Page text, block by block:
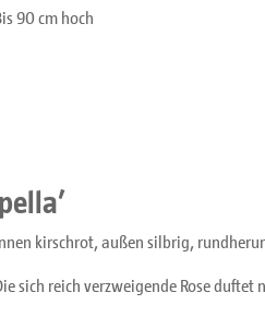
90 cm hoch
kirschrot, außen silbrig,
sich reich verzweigende Rose duftet